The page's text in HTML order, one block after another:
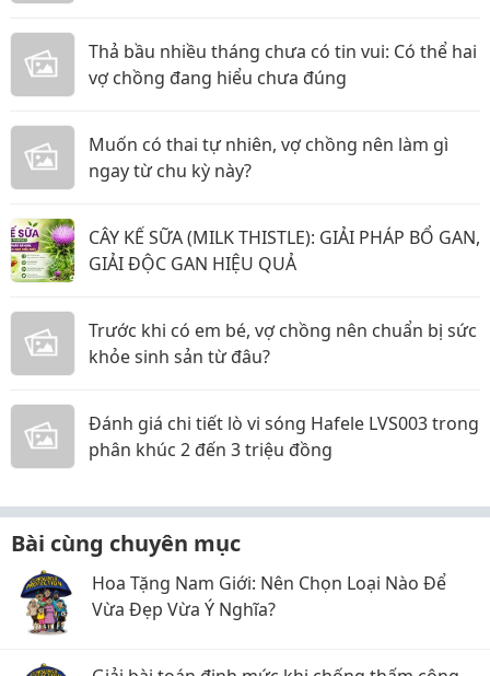
Thả bầu nhiều tháng chưa có tin vui: Có thể hai
vợ chồng đang hiểu chưa đúng
Muốn có thai tự nhiên, vợ chồng nên làm gì
ngay từ chu kỳ này?
CÂY KẾ SỮA (MILK THISTLE): GIẢI PHÁP BỔ GAN,
GIẢI ĐỘC GAN HIỆU QUẢ
Trước khi có em bé, vợ chồng nên chuẩn bị sức
khỏe sinh sản từ đâu?
Đánh giá chi tiết lò vi sóng Hafele LVS003 trong
phân khúc 2 đến 3 triệu đồng
Bài cùng chuyên mục
Hoa Tặng Nam Giới: Nên Chọn Loại Nào Để
Vừa Đẹp Vừa Ý Nghĩa?